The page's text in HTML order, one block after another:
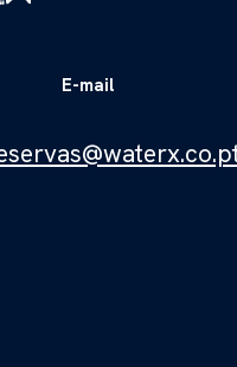
E-mail